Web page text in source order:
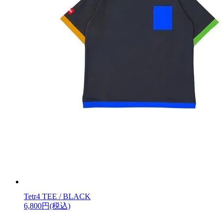
Tetr4 TEE / BLACK
6,800円(税込)